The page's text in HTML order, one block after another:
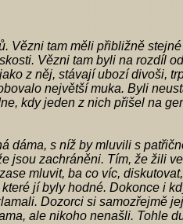
Vězni tam měli přibližně
Vězni tam byli na rozdíl
z něj, stávají ubozí divoši,
největší muka. Byli
kdy jeden z nich přišel na
dáma, s níž by mluvili s
jsou zachráněni. Tím, že žili
mluvit, ba co víc,
jí byly hodné. Dokonce i
Dozorci si samozřejmě
ale nikoho nenašli. Tohle